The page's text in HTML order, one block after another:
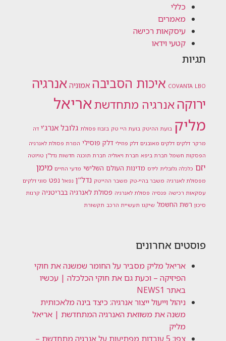
כללי
מאמרים
עיסקאות רכישה
קטעי וידאו
תגיות
COVANTA LBO איכות הסביבה אמוניה אנרגיה
ירוקהאנרגיה מתחדשתאריאל
מליק בועת ההיטק בועת היי טק בזבוז פסולת גלובל אנרג'י דה
מרקר דלקים דלקים מאובנים דלק פוזילי דלק פוסילי המרת פסולת לאנרגיה
הפסקות חשמל חברת ביפא חברת ויאוליה חברת תוכנה חדשות נדל"ן טויוטה
יזם כלכלה גלובלית לידס מדינות העולם השלישי מדעי החיים מימן
מפסולת לאנרגיה משבר בהיי-טק משבר ההייטק נדל"ן נפאל נפט סוגי דלקים
עסקאות רכישה פנסיה פסולת לאנרגיה פסולת לאנרגיה בבריטניה קרנות
סיכון רשת החשמל שיקגו תעשיית הרכב תקשורת
פוסטים אחרונים
אריאל מליק מסביר על החומר שמשנה את חוקי
הפיזיקה – וכעת גם את חוקי הכלכלה | עכשיו
באתר NEWS1
ניהול וייעול ייצור אנרגיה: כיצד בינה מלאכותית
משנה את משוואת האנרגיה המתחדשת | אריאל
מליק
צפו: 5 עובדות מפתיעות על אנרגיה מתחדשת –